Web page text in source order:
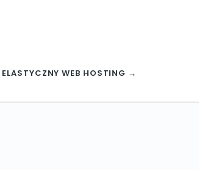
ELASTYCZNY WEB HOSTING →